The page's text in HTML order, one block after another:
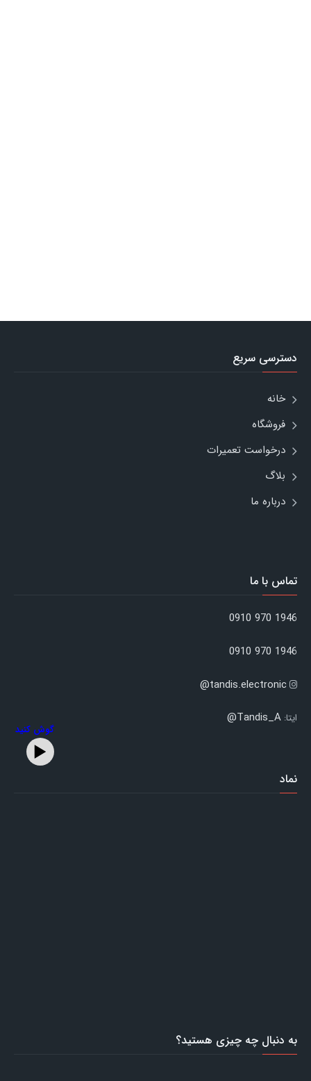
دسترسی سریع
خانه
فروشگاه
درخواست تعمیرات
بلاگ
درباره ما
گوش کنید
تماس با ما
1946 970 0910
1946 970 0910
tandis.electronic@
ایتا: Tandis_A@
نماد
به دنبال چه چیزی هستید؟